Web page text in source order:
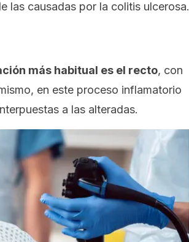
las causadas por la colitis ulcerosa.
más habitual es el recto, con
en este proceso inflamatorio
a las alteradas.